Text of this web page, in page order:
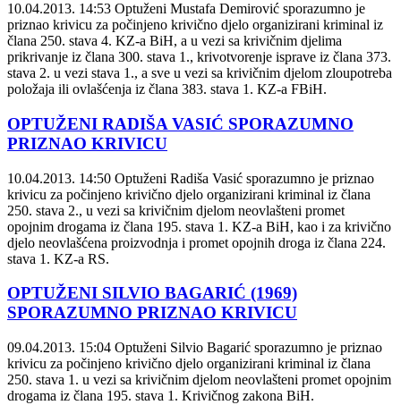
10.04.2013. 14:53 Optuženi Mustafa Demirović sporazumno je
priznao krivicu za počinjeno krivično djelo organizirani kriminal iz
člana 250. stava 4. KZ-a BiH, a u vezi sa krivičnim djelima
prikrivanje iz člana 300. stava 1., krivotvorenje isprave iz člana 373.
stava 2. u vezi stava 1., a sve u vezi sa krivičnim djelom zloupotreba
položaja ili ovlašćenja iz člana 383. stava 1. KZ-a FBiH.
OPTUŽENI RADIŠA VASIĆ SPORAZUMNO
PRIZNAO KRIVICU
10.04.2013. 14:50 Optuženi Radiša Vasić sporazumno je priznao
krivicu za počinjeno krivično djelo organizirani kriminal iz člana
250. stava 2., u vezi sa krivičnim djelom neovlašteni promet
opojnim drogama iz člana 195. stava 1. KZ-a BiH, kao i za krivično
djelo neovlašćena proizvodnja i promet opojnih droga iz člana 224.
stava 1. KZ-a RS.
OPTUŽENI SILVIO BAGARIĆ (1969)
SPORAZUMNO PRIZNAO KRIVICU
09.04.2013. 15:04 Optuženi Silvio Bagarić sporazumno je priznao
krivicu za počinjeno krivično djelo organizirani kriminal iz člana
250. stava 1. u vezi sa krivičnim djelom neovlašteni promet opojnim
drogama iz člana 195. stava 1. Krivičnog zakona BiH.